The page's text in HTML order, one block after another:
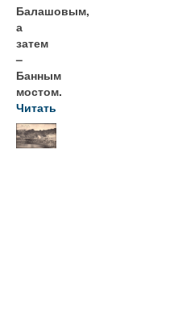
Балашовым,
а
затем
–
Банным
мостом.
Читать